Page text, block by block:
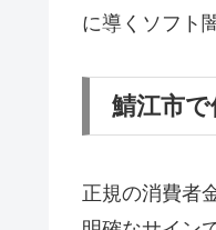
に導くソフト
鯖江市で
正規の消費者